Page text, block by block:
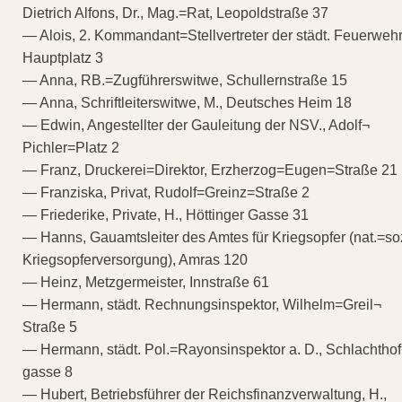
Dietrich Alfons, Dr., Mag.=Rat, Leopoldstraße 37
— Alois, 2. Kommandant=Stellvertreter der städt.
Hauptplatz 3
— Anna, RB.=Zugführerswitwe, Schullernstraße 15
— Anna, Schriftleiterswitwe, M., Deutsches Heim 18
— Edwin, Angestellter der Gauleitung der NSV., Adolf¬
Pichler=Platz 2
— Franz, Druckerei=Direktor, Erzherzog=Eugen=Straße 21
— Franziska, Privat, Rudolf=Greinz=Straße 2
— Friederike, Private, H., Höttinger Gasse 31
— Hanns, Gauamtsleiter des Amtes für Kriegsopfer
Kriegsopferversorgung), Amras 120
— Heinz, Metzgermeister, Innstraße 61
— Hermann, städt. Rechnungsinspektor, Wilhelm=Greil¬
Straße 5
— Hermann, städt. Pol.=Rayonsinspektor a. D.,
gasse 8
— Hubert, Betriebsführer der Reichsfinanzverwaltung, H.,